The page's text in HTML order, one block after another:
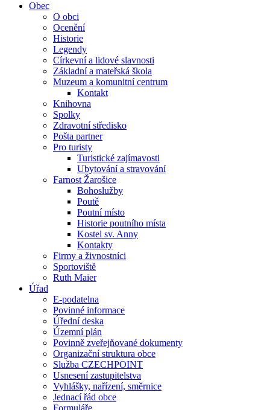
Obec
O obci
Ocenění
Historie
Legendy
Církevní a lidové slavnosti
Základní a mateřská škola
Muzeum a komunitní centrum
Kontakt
Knihovna
Spolky
Zdravotní středisko
Pošta partner
Pro turisty
Turistické zajímavosti
Ubytování a stravování
Farnost Žarošice
Bohoslužby
Poutě
Poutní místo
Historie poutního místa
Kostel sv. Anny
Kontakty
Firmy a živnostníci
Sportoviště
Ruth Maier
Úřad
E-podatelna
Povinné informace
Úřední deska
Územní plán
Povinně zveřejňované dokumenty
Organizační struktura obce
Služba CZECHPOINT
Usnesení zastupitelstva
Vyhlášky, nařízení, směrnice
Jednací řád obce
Formuláře